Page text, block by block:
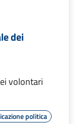
dei
volontari
politica